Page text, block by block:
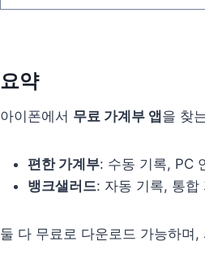
요약
아이폰에서 무료 가계부 앱을 찾
편한 가계부: 수동 기록, PC
뱅크샐러드: 자동 기록, 통합
둘 다 무료로 다운로드 가능하며